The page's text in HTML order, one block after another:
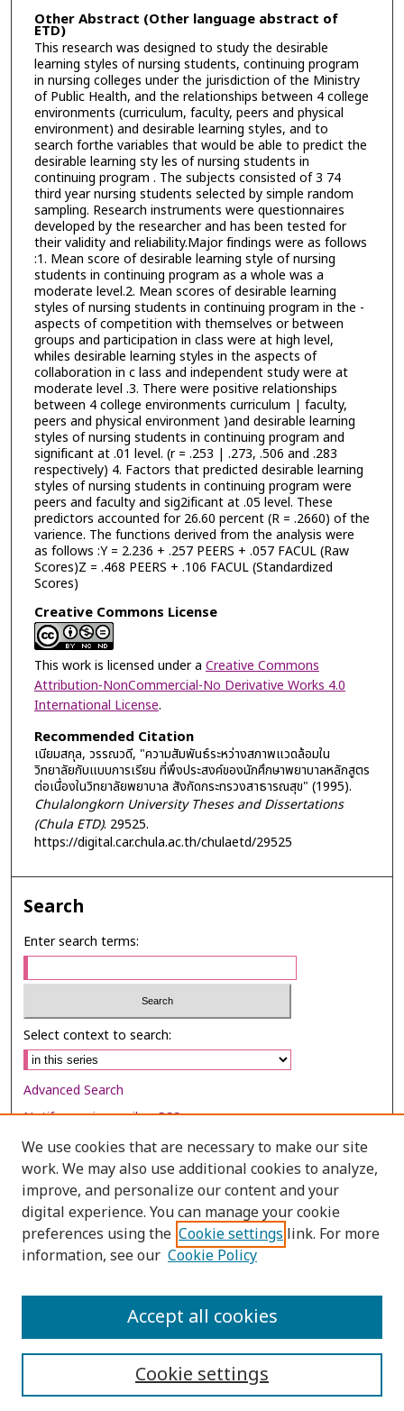
Other Abstract (Other language abstract of
ETD)
This research was designed to study the desirable
learning styles of nursing students, continuing program
in nursing colleges under the jurisdiction of the Ministry
of Public Health, and the relationships between 4 college
environments (curriculum, faculty, peers and physical
environment) and desirable learning styles, and to
search forthe variables that would be able to predict the
desirable learning sty les of nursing students in
continuing program . The subjects consisted of 3 74
third year nursing students selected by simple random
sampling. Research instruments were questionnaires
developed by the researcher and has been tested for
their validity and reliability.Major findings were as follows
:1. Mean score of desirable learning style of nursing
students in continuing program as a whole was a
moderate level.2. Mean scores of desirable learning
styles of nursing students in continuing program in the -
aspects of competition with themselves or between
groups and participation in class were at high level,
whiles desirable learning styles in the aspects of
collaboration in c lass and independent study were at
moderate level .3. There were positive relationships
between 4 college environments curriculum | faculty,
peers and physical environment )and desirable learning
styles of nursing students in continuing program and
significant at .01 level. (r = .253 | .273, .506 and .283
respectively) 4. Factors that predicted desirable learning
styles of nursing students in continuing program were
peers and faculty and sig2ificant at .05 level. These
predictors accounted for 26.60 percent (R = .2660) of the
varience. The functions derived from the analysis were
as follows :Y = 2.236 + .257 PEERS + .057 FACUL (Raw
Scores)Z = .468 PEERS + .106 FACUL (Standardized
Scores)
Creative Commons License
This work is licensed under a Creative Commons
Attribution-NonCommercial-No Derivative Works 4.0
International License.
Recommended Citation
เนียมสกุล, วรรณวดี, "ความสัมพันธ์ระหว่างสภาพแวดล้อมใน
วิทยาลัยกับแบบการเรียน ที่พึงประสงค์ของนักศึกษาพยาบาลหลักสูตร
ต่อเนื่องในวิทยาลัยพยาบาล สังกัดกระทรวงสาธารณสุข" (1995).
Chulalongkorn University Theses and Dissertations
(Chula ETD). 29525.
https://digital.car.chula.ac.th/chulaetd/29525
Search
Enter search terms:
Select context to search:
Advanced Search
Notify me via email orRSS
Browse
Collections
Disciplines
Authors
We use cookies that are necessary to make our site
work. We may also use additional cookies to analyze,
improve, and personalize our content and your
digital experience. You can manage your cookie
preferences using the Cookie settings link. For more
information, see our Cookie Policy
Cookie settings
Accept all cookies